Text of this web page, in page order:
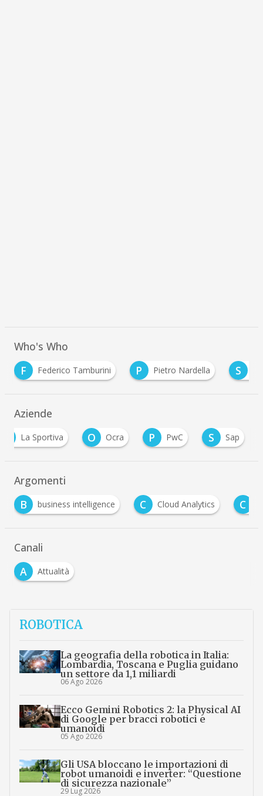
Who's Who
P Pietro Nardella S
Stefano Spiniello
Aziende
La Sportiva O Ocra P PwC S Sap
Argomenti
C
Cloud Analytics cybersecurity E
ERP
Canali
A
Attualità
ROBOTICA
La geografia della robotica in Italia:
Lombardia, Toscana e Puglia guidano
un settore da 1,1 miliardi
06 Ago 2026
Ecco Gemini Robotics 2: la Physical AI
di Google per bracci robotici e
umanoidi
05 Ago 2026
Gli USA bloccano le importazioni di
robot umanoidi e inverter: “Questione
di sicurezza nazionale”
29 Lug 2026